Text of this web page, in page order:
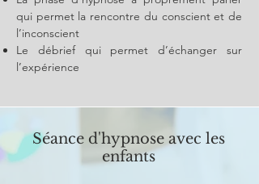
qui permet la rencontre du conscient et de
l’inconscient
Le débrief qui permet d’échanger sur
l’expérience
Séance d'hypnose avec les
enfants